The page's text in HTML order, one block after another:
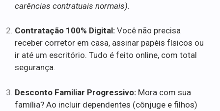
carências contratuais normais).
Contratação 100% Digital: Você não precisa
receber corretor em casa, assinar papéis físicos ou
ir até um escritório. Tudo é feito online, com total
segurança.
Desconto Familiar Progressivo: Mora com sua
família? Ao incluir dependentes (cônjuge e filhos)